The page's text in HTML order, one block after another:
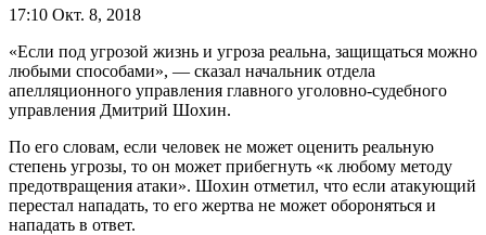
17:10 Окт. 8, 2018
«Если под угрозой жизнь и угроза реальна, защищаться можно
любыми способами», — сказал начальник отдела
апелляционного управления главного уголовно-судебного
управления Дмитрий Шохин.
По его словам, если человек не может оценить реальную
степень угрозы, то он может прибегнуть «к любому методу
предотвращения атаки». Шохин отметил, что если атакующий
перестал нападать, то его жертва не может обороняться и
нападать в ответ.